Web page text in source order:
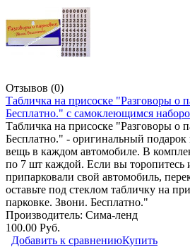
Отзывов (0)
Табличка на присоске "Разговоры о
Бесплатно." с самоклеющимся
Табличка на присоске "Разговоры о
Бесплатно." - оригинальный подарок
вещь в каждом автомобиле. В
по 7 шт каждой. Если вы торопитесь
припарковали свой автомобиль,
оставьте под стеклом табличку на
парковке. Звони. Бесплатно."
Производитель: Сима-ленд
100.00 Руб.
Добавить к сравнениюКупить